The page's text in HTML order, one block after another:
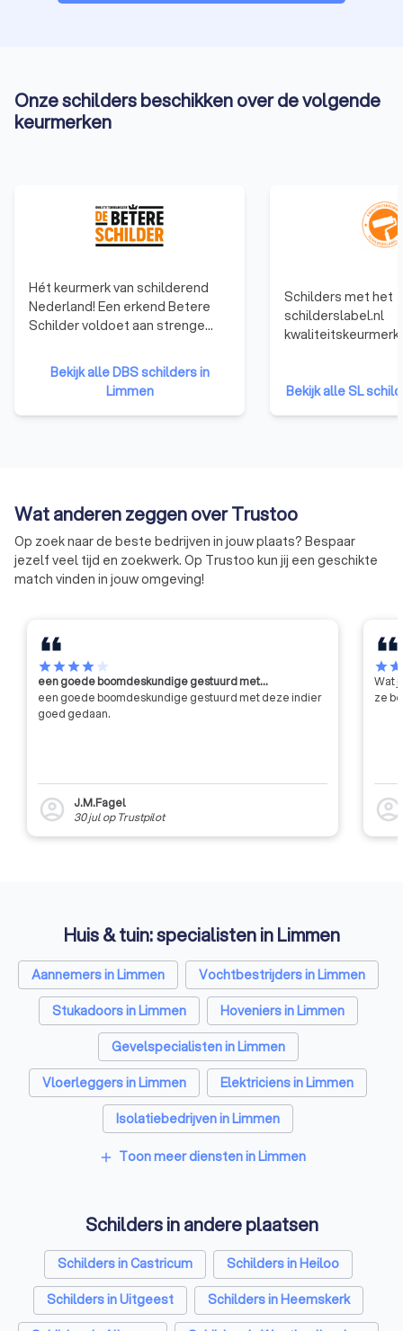
Onze schilders beschikken over de volgende
keurmerken
Hét keurmerk van schilderend
Nederland! Een erkend Betere
Schilder voldoet aan strenge
opdrachtgevers de garantie dat
ze gekozen hebben voor een
echte vakman. Die trots is op zijn
vak en gaat voor het beste
Bekijk alle DBS schilders in
Limmen
Schilders met het
schilderslabel.nl
kwaliteitskeurmerk
service. Je kiest
Bekijk alle SL
Wat anderen zeggen over Trustoo
Op zoek naar de beste bedrijven in jouw plaats? Bespaar
jezelf veel tijd en zoekwerk. Op Trustoo kun jij een geschikte
match vinden in jouw omgeving!
starstarstarstarstar
een goede boomdeskundige gestuurd met…
een goede boomdeskundige gestuurd met deze indier
goed gedaan.
account_circle
J.M.Fagel
30 julop Trustpilot
starstar
Wat
ze
account_circle
Huis & tuin: specialisten in Limmen
Aannemers in Limmen
Vochtbestrijders in Limmen
Stukadoors in Limmen
Hoveniers in Limmen
Gevelspecialisten in Limmen
Vloerleggers in Limmen
Elektriciens in Limmen
Isolatiebedrijven in Limmen
Ongediertebestrijders in Limmen
Zonwering specialisten in Limmen
Badkamer installateurs in Limmen
Traprenovatie bedrijven in Limmen
add Toon meer diensten in Limmen
Schilders in andere plaatsen
Schilders in Castricum
Schilders in Heiloo
Schilders in Uitgeest
Schilders in Heemskerk